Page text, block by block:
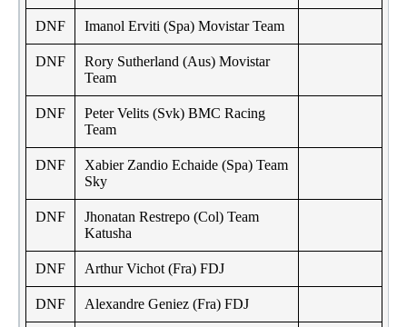
DNF Imanol Erviti (Spa) Movistar Team
DNF
Rory Sutherland (Aus) Movistar
Team
DNF
Peter Velits (Svk) BMC Racing
Team
DNF
Xabier Zandio Echaide (Spa) Team
Sky
DNF
Jhonatan Restrepo (Col) Team
Katusha
DNF Arthur Vichot (Fra) FDJ
DNF Alexandre Geniez (Fra) FDJ